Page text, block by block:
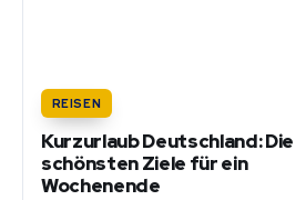
REISEN
Kurzurlaub Deutschland: Die
schönsten Ziele für ein
Wochenende